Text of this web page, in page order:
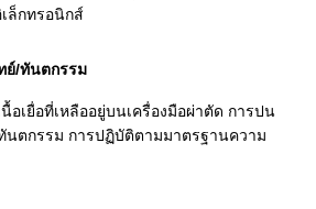
ล็กทรอนิกส์
ย์/ทันตกรรม
อเยื่อที่เหลืออยู่บนเครื่องมือผ่าตัด การปน
นตกรรม การปฏิบัติตามมาตรฐานความ